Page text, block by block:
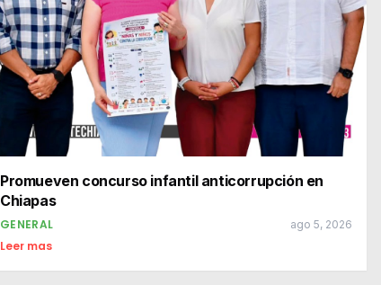
Promueven concurso infantil anticorrupción en
Chiapas
GENERAL ago 5, 2026
Leer mas